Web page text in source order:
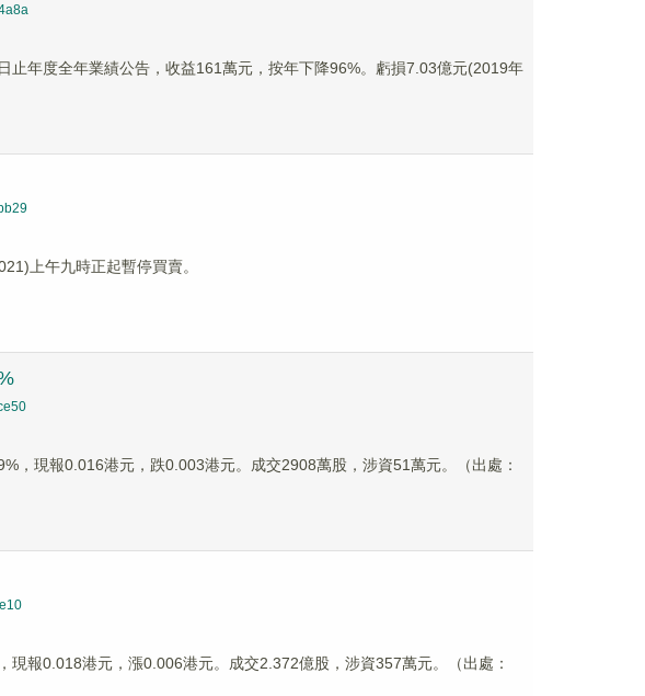
止年度全年業績公告，收益161萬元，按年下降96%。虧損7.03億元(2019年
上午九時正起暫停買賣。
，現報0.016港元，跌0.003港元。成交2908萬股，涉資51萬元。（出處：
現報0.018港元，漲0.006港元。成交2.372億股，涉資357萬元。（出處：